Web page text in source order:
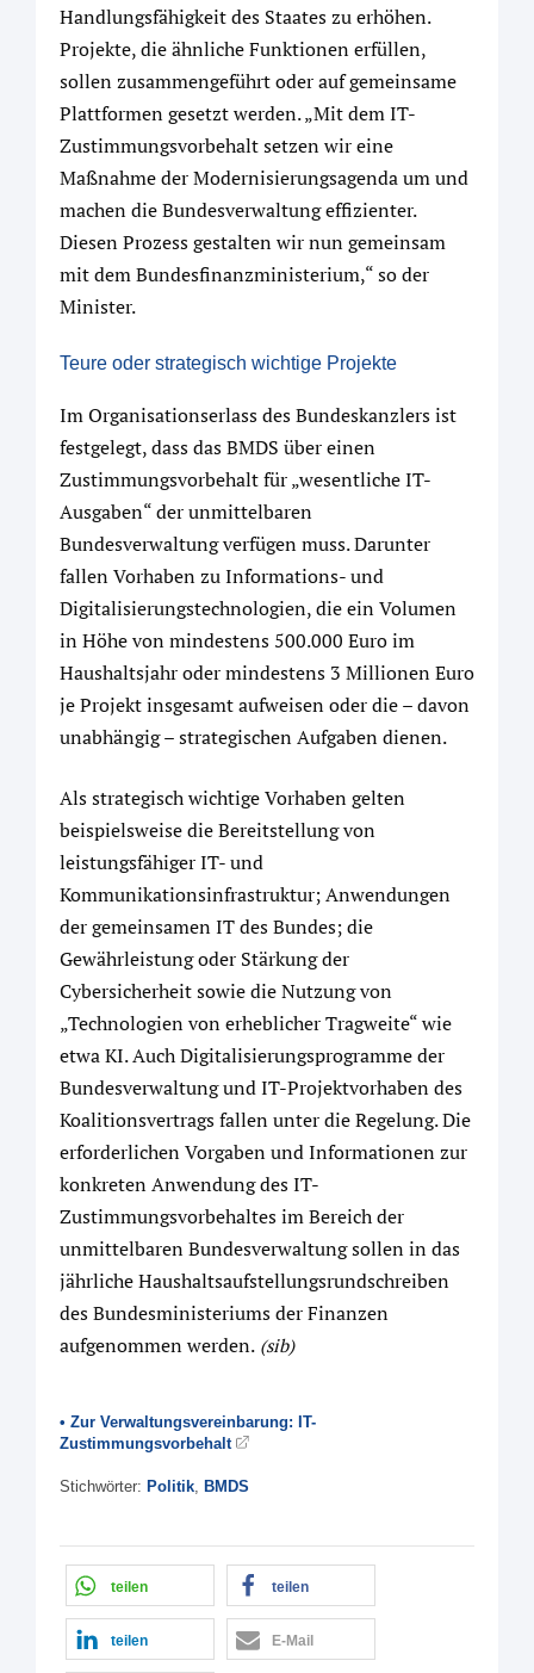
Handlungsfähigkeit des Staates zu erhöhen.
Projekte, die ähnliche Funktionen erfüllen,
sollen zusammengeführt oder auf gemeinsame
Plattformen gesetzt werden. „Mit dem IT-
Zustimmungsvorbehalt setzen wir eine
Maßnahme der Modernisierungsagenda um und
machen die Bundesverwaltung effizienter.
Diesen Prozess gestalten wir nun gemeinsam
mit dem Bundesfinanzministerium,“ so der
Minister.
Teure oder strategisch wichtige Projekte
Im Organisationserlass des Bundeskanzlers ist
festgelegt, dass das BMDS über einen
Zustimmungsvorbehalt für „wesentliche IT-
Ausgaben“ der unmittelbaren
Bundesverwaltung verfügen muss. Darunter
fallen Vorhaben zu Informations- und
Digitalisierungstechnologien, die ein Volumen
in Höhe von mindestens 500.000 Euro im
Haushaltsjahr oder mindestens 3 Millionen Euro
je Projekt insgesamt aufweisen oder die – davon
unabhängig – strategischen Aufgaben dienen.
Als strategisch wichtige Vorhaben gelten
beispielsweise die Bereitstellung von
leistungsfähiger IT- und
Kommunikationsinfrastruktur; Anwendungen
der gemeinsamen IT des Bundes; die
Gewährleistung oder Stärkung der
Cybersicherheit sowie die Nutzung von
„Technologien von erheblicher Tragweite“ wie
etwa KI. Auch Digitalisierungsprogramme der
Bundesverwaltung und IT-Projektvorhaben des
Koalitionsvertrags fallen unter die Regelung. Die
erforderlichen Vorgaben und Informationen zur
konkreten Anwendung des IT-
Zustimmungsvorbehaltes im Bereich der
unmittelbaren Bundesverwaltung sollen in das
jährliche Haushaltsaufstellungsrundschreiben
des Bundesministeriums der Finanzen
aufgenommen werden. (sib)
• Zur Verwaltungsvereinbarung: IT-
Zustimmungsvorbehalt
Stichwörter: Politik, BMDS
teilen teilen
teilen E-Mail